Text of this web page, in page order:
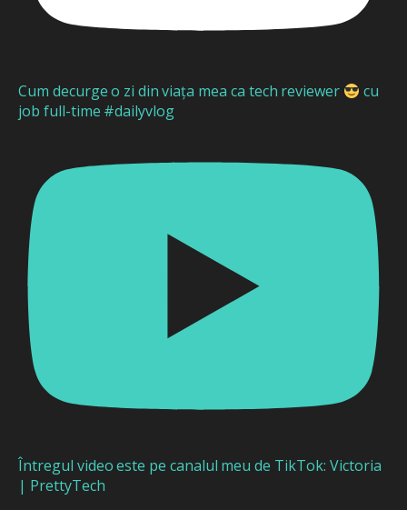
Cum decurge o zi din viața mea ca tech reviewer
cu
job full-time #dailyvlog
Întregul video este pe canalul meu de TikTok: Victoria
| PrettyTech